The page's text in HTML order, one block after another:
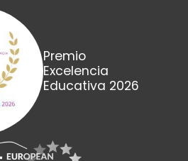
Premio
Excelencia
Educativa 2026